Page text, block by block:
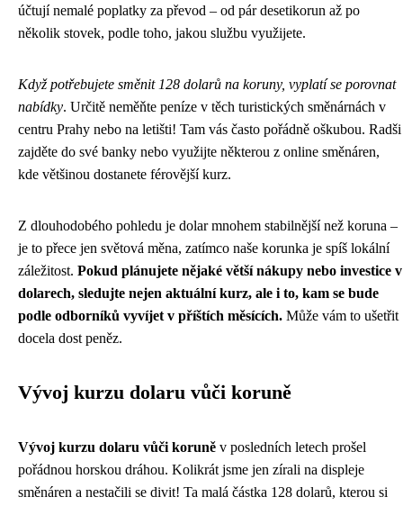
účtují nemalé poplatky za převod – od pár desetikorun až po
několik stovek, podle toho, jakou službu využijete.
Když potřebujete směnit 128 dolarů na koruny, vyplatí se porovnat
nabídky. Určitě neměňte peníze v těch turistických směnárnách v
centru Prahy nebo na letišti! Tam vás často pořádně oškubou. Radši
zajděte do své banky nebo využijte některou z online směnáren,
kde většinou dostanete férovější kurz.
Z dlouhodobého pohledu je dolar mnohem stabilnější než koruna –
je to přece jen světová měna, zatímco naše korunka je spíš lokální
záležitost. Pokud plánujete nějaké větší nákupy nebo investice v
dolarech, sledujte nejen aktuální kurz, ale i to, kam se bude
podle odborníků vyvíjet v příštích měsících. Může vám to ušetřit
docela dost peněz.
Vývoj kurzu dolaru vůči koruně
Vývoj kurzu dolaru vůči koruně v posledních letech prošel
pořádnou horskou dráhou. Kolikrát jsme jen zírali na displeje
směnáren a nestačili se divit! Ta malá částka 128 dolarů, kterou si